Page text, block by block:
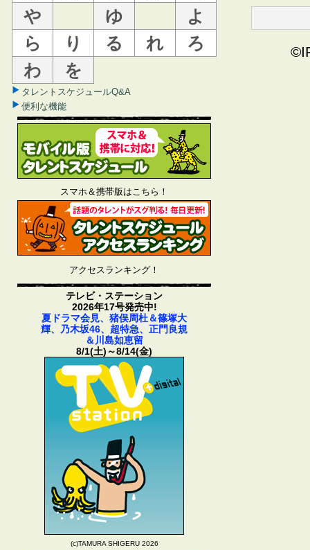
や
ゆ
よ
ら
り る れ
ろ
わ
を
タレントスケジュールQ&A
便利な機能
スマホ＆携帯版はこちら！
アクセスランキング！
テレビ・ステーション
2026年17号発売中!
夏ドラマ会見、猪俣周杜＆篠塚大
輝、乃木坂46、超特急、正門良規
＆川島如恵留
8/1(土)～8/14(金)
(c)TAMURA SHIGERU 2026